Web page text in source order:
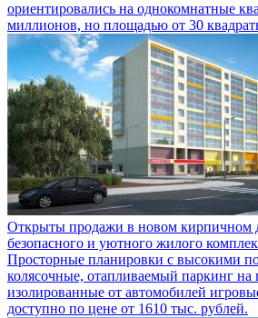
ориентировались на однокомнатные
миллионов, но площадью от 30
Открыты продажи в новом кирпичном
безопасного и уютного жилого
Просторные планировки с высокими
колясочные, отапливаемый паркинг на
изолированные от автомобилей
доступно по цене от 1610 тыс. рублей.